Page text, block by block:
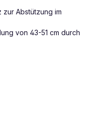
Abstützung im
von 43-51 cm durch